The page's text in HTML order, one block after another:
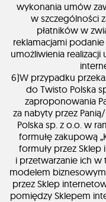
wykonania umów
w szczególności
płatników w
reklamacjami
umożliwienia
6)W przypadku
do Twisto Polska
zaproponowania
za nabyty przez
Polska sp. z o.o. w
formułę zakupową
formuły przez
i przetwarzanie ich
modelem
przez Sklep
pomiędzy Sklepem